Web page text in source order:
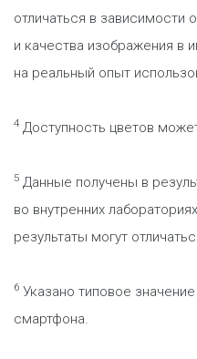
отличаться в зависимости
и качества изображения в
на реальный опыт
4 Доступность цветов
5 Данные получены в
во внутренних
результаты могут
6 Указано типовое
смартфона.